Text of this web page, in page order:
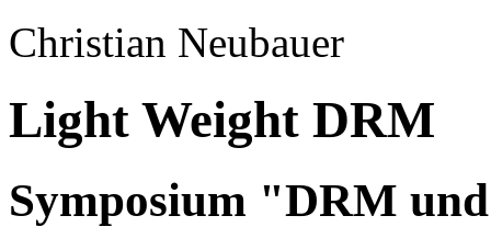
Christian Neubauer
Light Weight DRM
Symposium "DRM